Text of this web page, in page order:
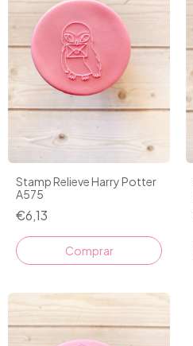
Stamp Relieve Harry Potter
A575
€6,13